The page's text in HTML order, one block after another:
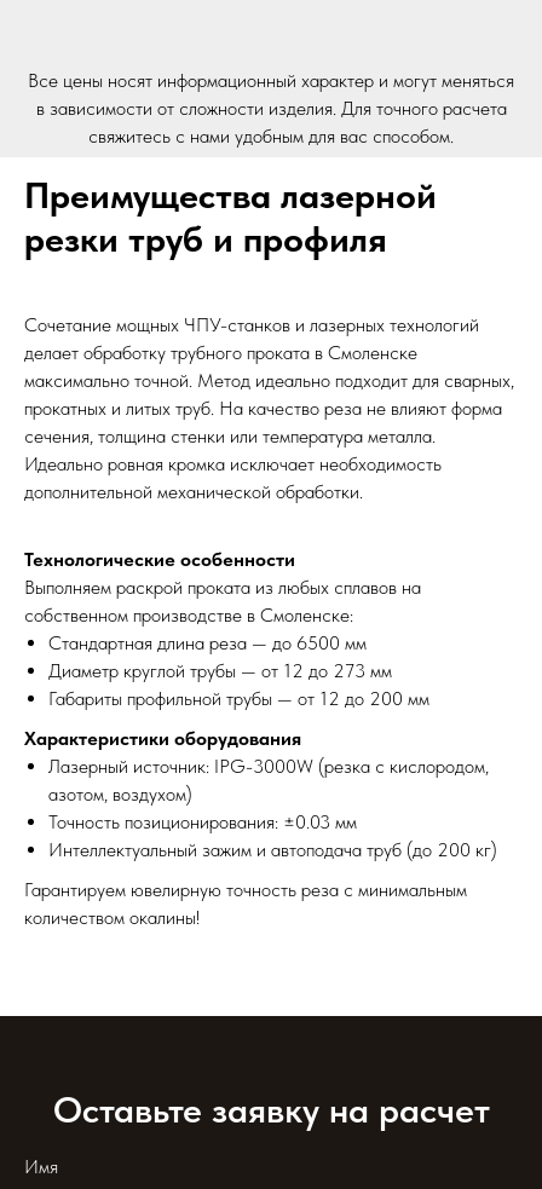
Все цены носят информационный характер и могут меняться
в зависимости от сложности изделия. Для точного расчета
свяжитесь с нами удобным для вас способом.
Преимущества лазерной
резки труб и профиля
Сочетание мощных ЧПУ-станков и лазерных технологий
делает обработку трубного проката в Смоленске
максимально точной. Метод идеально подходит для сварных,
прокатных и литых труб. На качество реза не влияют форма
сечения, толщина стенки или температура металла.
Идеально ровная кромка исключает необходимость
дополнительной механической обработки.
Технологические особенности
Выполняем раскрой проката из любых сплавов на
собственном производстве в Смоленске:
Стандартная длина реза — до 6500 мм
Диаметр круглой трубы — от 12 до 273 мм
Габариты профильной трубы — от 12 до 200 мм
Характеристики оборудования
Лазерный источник: IPG-3000W (резка с кислородом,
азотом, воздухом)
Точность позиционирования: ±0.03 мм
Интеллектуальный зажим и автоподача труб (до 200 кг)
Гарантируем ювелирную точность реза с минимальным
количеством окалины!
Оставьте заявку на расчет
Имя